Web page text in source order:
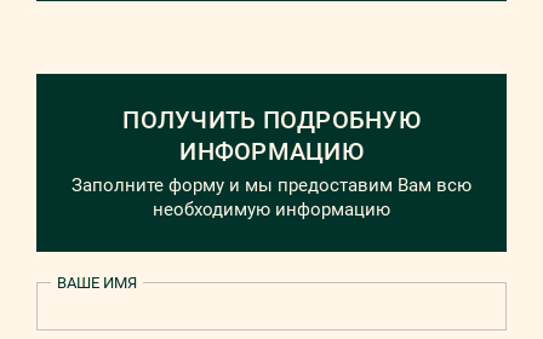
ПОЛУЧИТЬ ПОДРОБНУЮ
ИНФОРМАЦИЮ
Заполните форму и мы предоставим Вам всю
необходимую информацию
ВАШЕ ИМЯ